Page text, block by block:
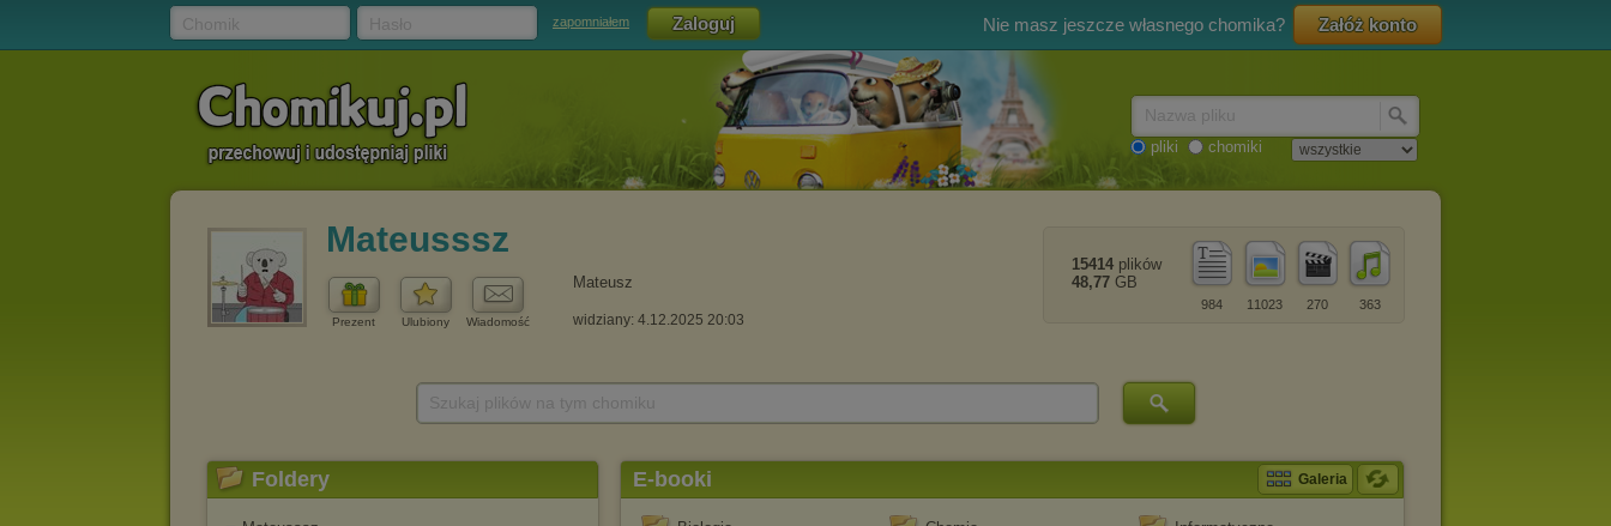
zapomniałem Nie masz jeszcze własnego chomika? Załóż konto
pliki chomiki
Mateusssz
Prezent Ulubiony Wiadomość
Mateusz
widziany: 4.12.2025 20:03
363
270
11023
984
15414 plików
48,77 GB
Foldery E-booki Galeria